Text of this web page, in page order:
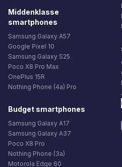
Middenklasse
smartphones
Samsung Galaxy A57
Google Pixel 10
Samsung Galaxy S25
Poco X8 Pro Max
OnePlus 15R
Nothing Phone (4a) Pro
Budget smartphones
Samsung Galaxy A17
Samsung Galaxy A37
Poco X8 Pro
Nothing Phone (3a)
Motorola Edge 60